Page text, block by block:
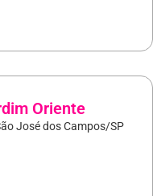
Oriente
José dos Campos/SP